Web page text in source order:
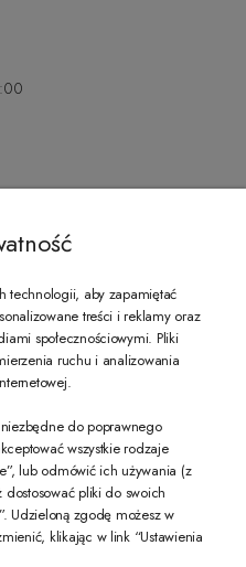
Gdy zapiszesz się do naszego
z nasząpolityką prywatności
STRONY
technologii, aby zapamiętać
treści i reklamy oraz
społecznościowymi. Pliki
ruchu i analizowania
do poprawnego
wszystkie rodzaje
lub odmówić ich używania (z
pliki do swoich
Udzieloną zgodę możesz w
klikając w link “Ustawienia